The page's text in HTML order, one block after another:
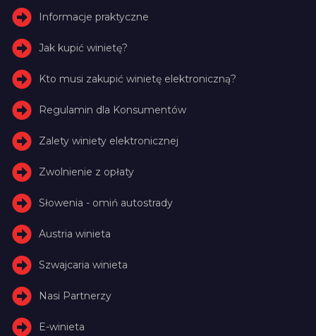
Informacje praktyczne
Jak kupić winietę?
Kto musi zakupić winietę elektroniczną?
Regulamin dla Konsumentów
Zalety winiety elektronicznej
Zwolnienie z opłaty
Słowenia - omiń autostrady
Austria winieta
Szwajcaria winieta
Nasi Partnerzy
E-winieta